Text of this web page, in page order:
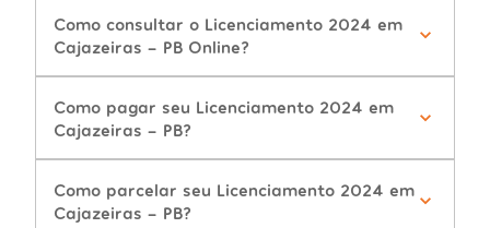
Como consultar o Licenciamento 2024 em
Cajazeiras - PB Online?
Como pagar seu Licenciamento 2024 em
Cajazeiras - PB?
Como parcelar seu Licenciamento 2024 em
Cajazeiras - PB?